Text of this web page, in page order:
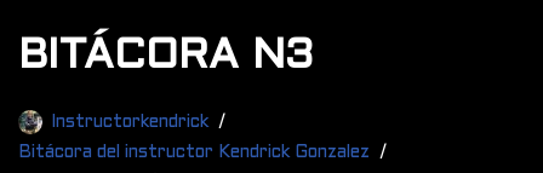
BITÁCORA N3
Instructorkendrick
Bitácora del instructor Kendrick Gonzalez